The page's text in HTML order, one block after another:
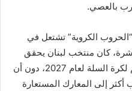
بالعصي.
الكروية” تشتعل في
كان منتخب لبنان يحقق
إنجازًا حقيقيًا بتأهله في كأس العالم لكرة السلة لعام 2027، دون أن
أكثر إلى المعارك المستعارة